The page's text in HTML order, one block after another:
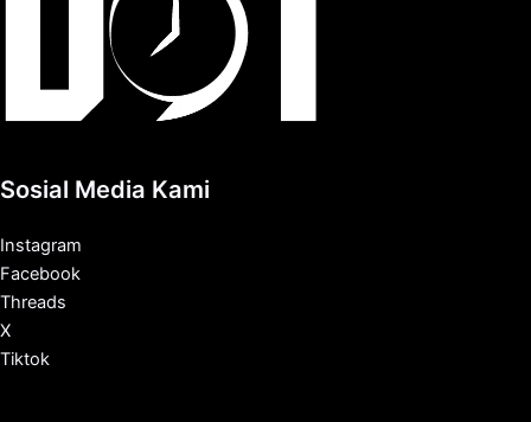
Sosial Media Kami
Instagram
Facebook
Threads
X
Tiktok